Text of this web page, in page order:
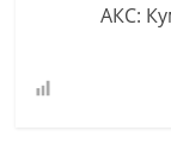
АКС: